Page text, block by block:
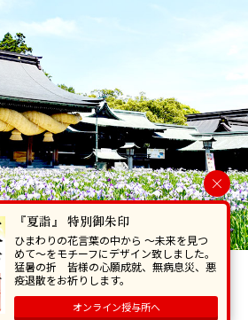
・イラスト等を無断で転写･複製することを
, All Rights Reserved.
×
『夏詣』 特別御朱印
ひまわりの花言葉の中から 〜未来を見つ
めて〜をモチーフにデザイン致しました。
猛暑の折 皆様の心願成就、無病息災、悪
疫退散をお祈りします。
オンライン授与所へ